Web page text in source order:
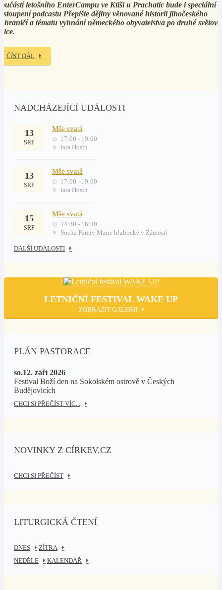
letošního EnterCampu ve Ktiši u Prachatic bude i speciální
podcastu Přepište dějiny věnované historii jihočeského
a tématu vyhnání německého obyvatelstva po druhé světové
ČÍST DÁL
NADCHÁZEJÍCÍ UDÁLOSTI
13
SRP
Mše svatá
17:00 - 19:00
fara Hosín
13
SRP
Mše svatá
17:00 - 19:00
fara Hosín
15
SRP
Mše svatá
14:30 - 16:30
Socha Panny Marie hlubocké v Zámostí
DALŠÍ UDÁLOSTI
LETNIČNÍ FESTIVAL WAKE UP
ZOBRAZIT GALERII
PLÁN PASTORACE
so.12. září 2026
Festival Boží den na Sokolském ostrově v Českých
Budějovicích
CHCI SI PŘEČÍST VÍC...
NOVINKY Z CÍRKEV.CZ
CHCI SI PŘEČÍST
LITURGICKÁ ČTENÍ
DNES
ZÍTRA
NEDĚLE
KALENDÁŘ